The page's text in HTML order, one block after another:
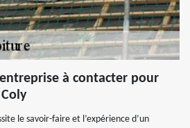
à contacter pour
le savoir-faire et l’expérience d’un